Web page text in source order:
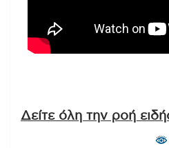
Δείτε όλη την ροή